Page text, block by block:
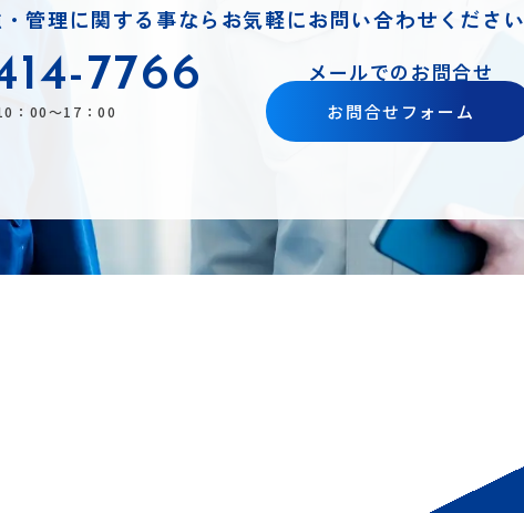
管理に関する事ならお気軽にお問い合わせください
7766
：00～17：00
メールでのお問合せ
お問合せフォーム